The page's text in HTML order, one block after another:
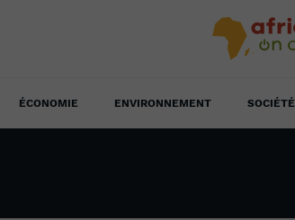
ÉCONOMIE ENVIRONNEMENT SOCIÉTÉ